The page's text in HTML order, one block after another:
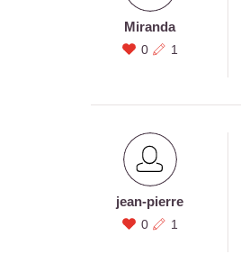
Miranda
0 1
jean-pierre
0 1